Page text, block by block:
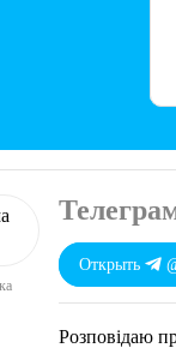
Открыть
Розповідаю